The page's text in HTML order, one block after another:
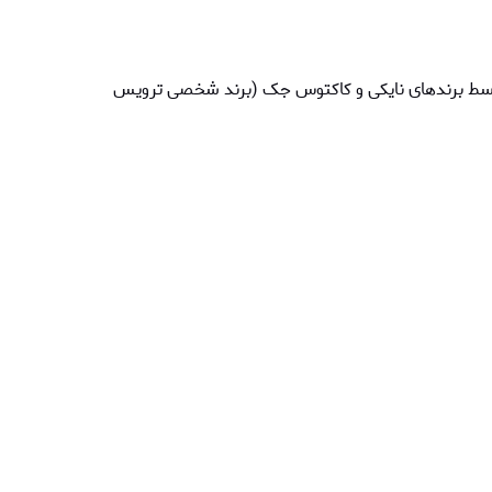
کیت فصل 2000/01 بارسلونا توسط برندهای نایکی و کاکتوس جک (برند شخصی ترویس